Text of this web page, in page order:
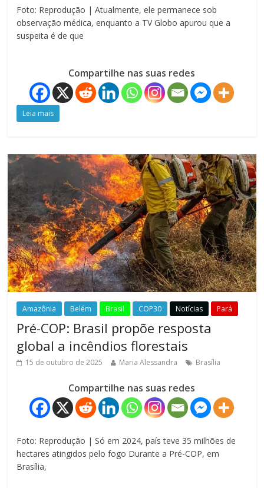
Foto: Reprodução | Atualmente, ele permanece sob
observação médica, enquanto a TV Globo apurou que a
suspeita é de que
Compartilhe nas suas redes
Leia mais
Amazônia Belém Brasil COP30 Notícias Pará
Pré-COP: Brasil propõe resposta
global a incêndios florestais
15 de outubro de 2025 Maria Alessandra Brasília
Compartilhe nas suas redes
Foto: Reprodução | Só em 2024, país teve 35 milhões de
hectares atingidos pelo fogo Durante a Pré-COP, em
Brasília,